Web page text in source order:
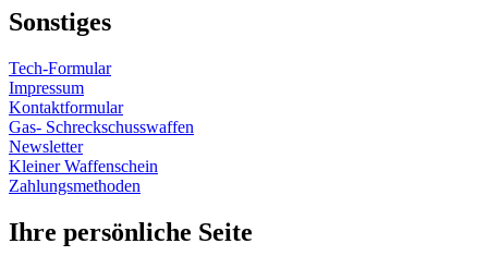
Sonstiges
Tech-Formular
Impressum
Kontaktformular
Gas- Schreckschusswaffen
Newsletter
Kleiner Waffenschein
Zahlungsmethoden
Ihre persönliche Seite